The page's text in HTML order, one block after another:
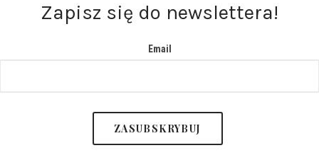
Zapisz się do newslettera!
Email